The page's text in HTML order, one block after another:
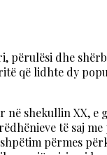
përulësi dhe
që lidhte dy
shekullin XX, e
të saj
përmes